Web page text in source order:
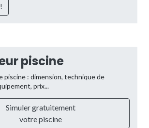
piscine
piscine : dimension, technique de
prix...
Simuler gratuitement
votre piscine